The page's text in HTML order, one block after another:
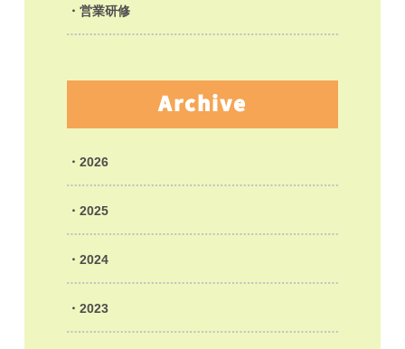
営業研修
Archive
2026
2025
2024
2023